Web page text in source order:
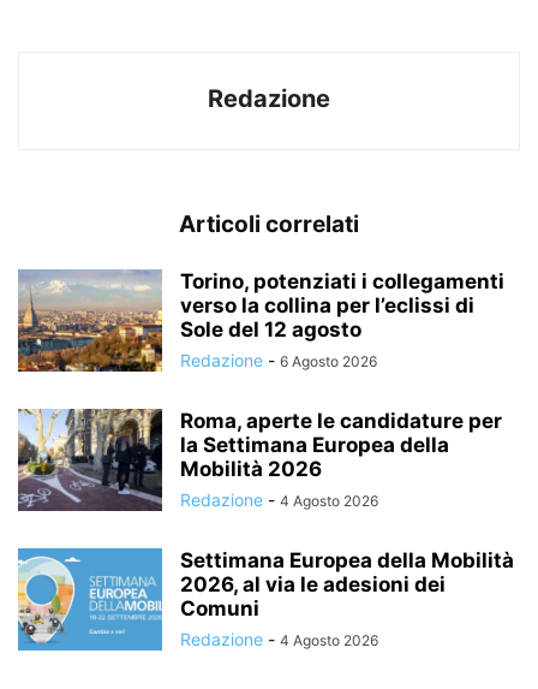
Redazione
Articoli correlati
Torino, potenziati i collegamenti
verso la collina per l’eclissi di
Sole del 12 agosto
Redazione - 6 Agosto 2026
Roma, aperte le candidature per
la Settimana Europea della
Mobilità 2026
Redazione - 4 Agosto 2026
Settimana Europea della Mobilità
2026, al via le adesioni dei
Comuni
Redazione - 4 Agosto 2026